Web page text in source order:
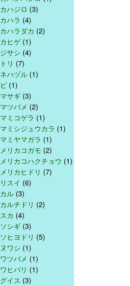
ハジロ (3)
ハラ (4)
ハラダカ (2)
ヒゲ(1)
サシ (4)
リ (7)
ハヅル (1)
(1)
サギ (3)
ツバメ (2)
ミコゲラ (1)
ミシジュウカラ (1)
ミヤマガラ (1)
リカコガモ (2)
リカコハクチョウ (1)
リカヒドリ (7)
スイ (6)
ル (3)
ルチドリ (2)
カ (4)
シギ (3)
ヒヨドリ (5)
ワシ (1)
ツバメ (1)
ヒバリ (1)
イス (3)